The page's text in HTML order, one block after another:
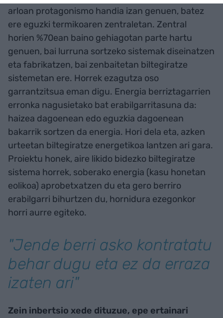
arloan protagonismo handia izan genuen, batez
ere eguzki termikoaren zentraletan. Zentral
horien %70ean baino gehiagotan parte hartu
genuen, bai lurruna sortzeko sistemak diseinatzen
eta fabrikatzen, bai zenbaitetan biltegiratze
sistemetan ere. Horrek ezagutza oso
garrantzitsua eman digu. Energia berriztagarrien
erronka nagusietako bat erabilgarritasuna da:
haizea dagoenean edo eguzkia dagoenean
bakarrik sortzen da energia. Hori dela eta, azken
urteetan biltegiratze energetikoa lantzen ari gara.
Proiektu honek, aire likido bidezko biltegiratze
sistema horrek, soberako energia (kasu honetan
eolikoa) aprobetxatzen du eta gero berriro
erabilgarri bihurtzen du, hornidura ezegonkor
horri aurre egiteko.
"Jende berri asko kontratatu
behar dugu eta ez da erraza
izaten ari"
Zein inbertsio xede dituzue, epe ertainari